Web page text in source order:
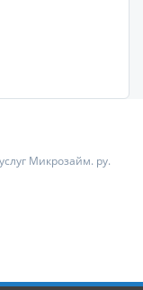
Микрозайм. ру.